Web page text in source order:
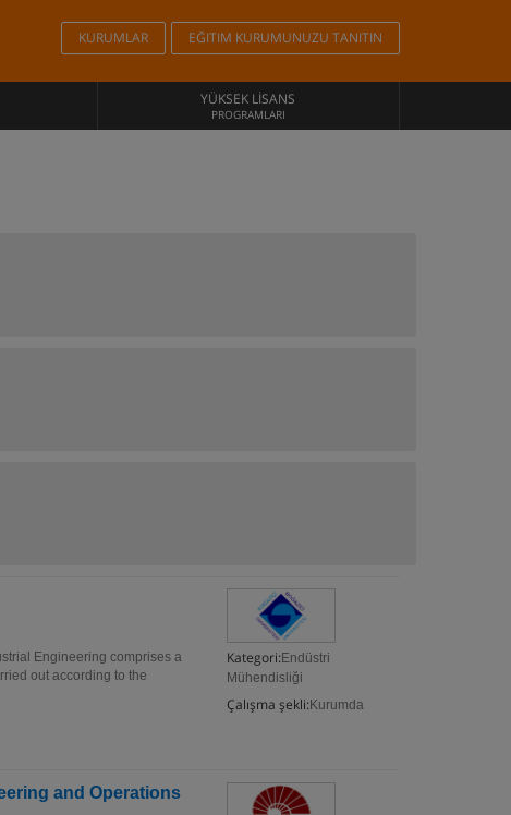
KURUMLAR EĞITIM KURUMUNUZU TANITIN
YÜKSEK LISANS
PROGRAMLARI
Kategori: Endüstri
Mühendisliği
Çalışma şekli: Kurumda
Engineering comprises a
out according to the
and Operations